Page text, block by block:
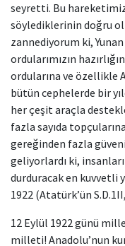
seyretti. Bu
söylediklerinin doğru
zannediyorum ki,
ordularımızın
ordularına ve özellikle
bütün cephelerde bir
her çeşit araçla
fazla sayıda
gereğinden fazla
geliyorlardı ki,
durduracak en kuvvetli
1922 (Atatürk’ün
12 Eylül 1922 günü
milleti! Anadolu’nun